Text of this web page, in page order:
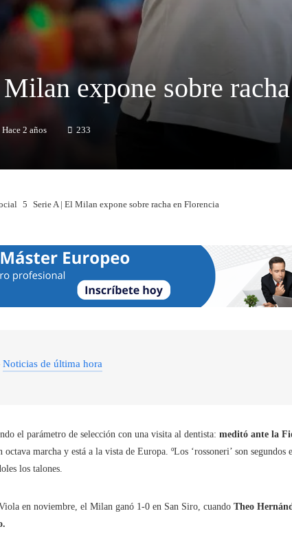
expone sobre
Hace 2 años 233
Serie A | El Milan expone sobre racha en Florencia
Noticias de última hora
el parámetro de selección con una visita al dentista: meditó ante la
marcha y está a la vista de Europa. ºLos ‘rossoneri’ son segundos
los talones.
en noviembre, el Milan ganó 1-0 en San Siro, cuando Theo